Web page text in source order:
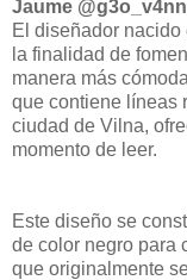
Jaume
El diseñador
la finalidad de
manera más
que contiene líneas
ciudad de Vilna,
momento de leer.
Este diseño se
de color negro para
que originalmente